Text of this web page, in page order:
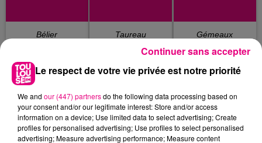
Bélier Taureau Gémeaux
Cancer Lion Vierge
Le respect de votre vie privée est notre priorité
We and our (447) partnersdo the following data processing based on
your consent and/or our legitimate interest: Store and/or access
information on a device; Use limited data to select advertising; Create
profiles for personalised advertising; Use profiles to select personalised
advertising; Measure advertising performance; Measure content
Continuer sans accepter